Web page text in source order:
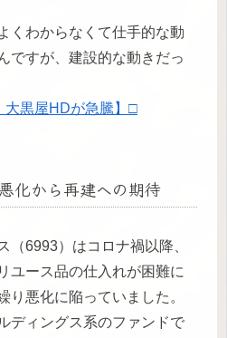
くわからなくて仕手的な動
ですが、建設的な動きだっ
大黒屋HDが急騰】□
化から再建への期待
（6993）はコロナ禍以降、
ユース品の仕入れが困難に
り悪化に陥っていました。
ディングス系のファンドで